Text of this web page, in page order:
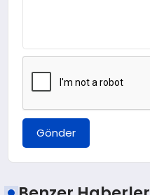
Gönder